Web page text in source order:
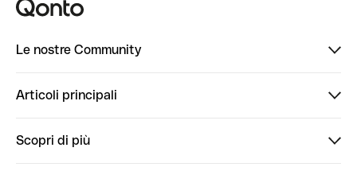
Le nostre Community
PowerUp
Articoli principali
Scopri di più